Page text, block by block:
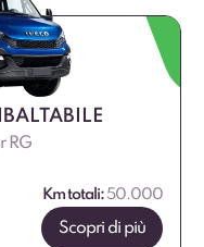
RG
Km totali: 50.000
Scopri di più